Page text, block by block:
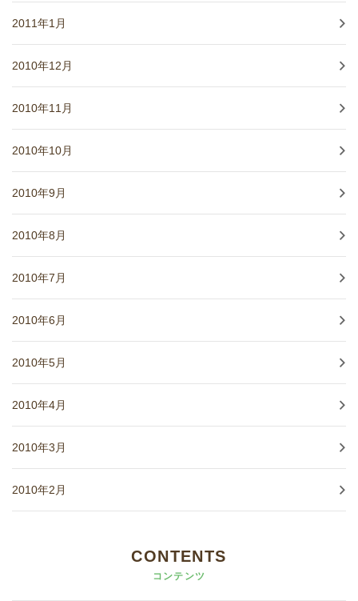
2011年1月
2010年12月
2010年11月
2010年10月
2010年9月
2010年8月
2010年7月
2010年6月
2010年5月
2010年4月
2010年3月
2010年2月
CONTENTS
コンテンツ